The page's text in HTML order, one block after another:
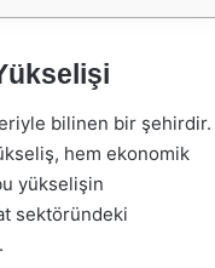
bilinen bir şehirdir.
hem ekonomik
yükselişin
sektöründeki